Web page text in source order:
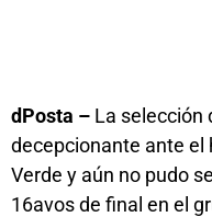
dPosta – La selección
decepcionante ante el
Verde y aún no pudo
16avos de final en el